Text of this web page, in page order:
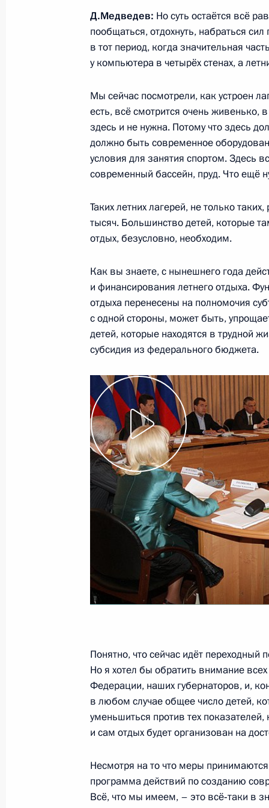
Начало рабочей встречи с
Кадыровым
12 июня 2010 года, суббота
Выступление на государственном
национального праздника – Дня
премий Российской Федерации
12 июня 2010 года, 14:00 Москва, Кремль
Выступление на церемонии
12 июня 2010 года, 13:00 Москва, Кремль
11 июня 2010 года, пятница
Дмитрий Медведев ответил на
11 июня 2010 года, 16:30 Ташкент
Встреча с Президентом
11 июня 2010 года, 13:30 Ташкент
11 июня 2010 года, 13:00 Ташкент
10 июня 2010 года, четверг
Встреча с Президентом
Д.Медведев: Но суть остаётся всё
пообщаться, отдохнуть, набраться
в тот период, когда значительная
у компьютера в четырёх стенах, а
Мы сейчас посмотрели, как устроен
есть, всё смотрится очень
здесь и не нужна. Потому что здесь
должно быть современное
условия для занятия спортом. Здесь
современный бассейн, пруд. Что ещё
Таких летних лагерей, не только
тысяч. Большинство детей, которые
отдых, безусловно, необходим.
Как вы знаете, с нынешнего года
и финансирования летнего отдыха.
отдыха перенесены на полномочия
с одной стороны, может быть,
детей, которые находятся в трудной
субсидия из федерального бюджета.
Понятно, что сейчас идёт
Но я хотел бы обратить внимание
Федерации, наших губернаторов, и,
в любом случае общее число детей,
уменьшиться против тех
и сам отдых будет организован на
Несмотря на то что меры принимаются,
программа действий по созданию
Всё, что мы имеем, – это всё‑таки в